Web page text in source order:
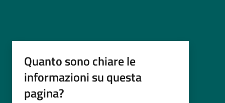
Quanto sono chiare le
informazioni su questa
pagina?